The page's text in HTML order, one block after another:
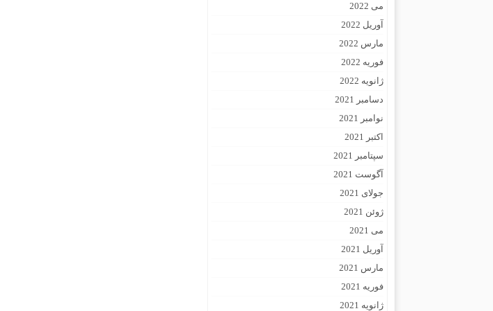
می 2022
آوریل 2022
مارس 2022
فوریه 2022
ژانویه 2022
دسامبر 2021
نوامبر 2021
اکتبر 2021
سپتامبر 2021
آگوست 2021
جولای 2021
ژوئن 2021
می 2021
آوریل 2021
مارس 2021
فوریه 2021
ژانویه 2021